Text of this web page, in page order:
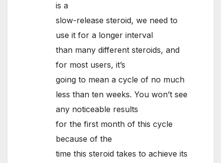
is a
slow-release steroid, we need to
use it for a longer interval
than many different steroids, and
for most users, it’s
going to mean a cycle of no much
less than ten weeks. You won’t see
any noticeable results
for the first month of this cycle
because of the
time this steroid takes to achieve its